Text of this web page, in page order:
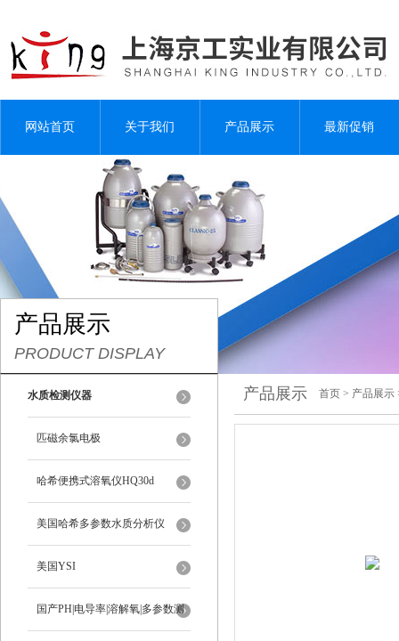
网站首页 关于我们 产品展示 最新促销
产品展示
PRODUCT DISPLAY
水质检测仪器
匹磁余氯电极
哈希便携式溶氧仪HQ30d
美国哈希多参数水质分析仪
美国YSI
国产PH|电导率|溶解氧|多参数测
产品展示 首页 > 产品展示